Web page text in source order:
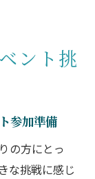
ント挑
参加準備
の方にとっ
な挑戦に感じ